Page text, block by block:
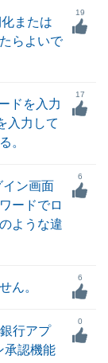
または
らよいで
19
ドを入力
入力して
。
17
イン画面
ードでロ
ような違
6
ん。
6
行アプ
承認機能
0